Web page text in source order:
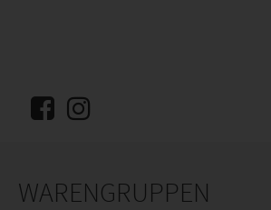
WARENGRUPPEN